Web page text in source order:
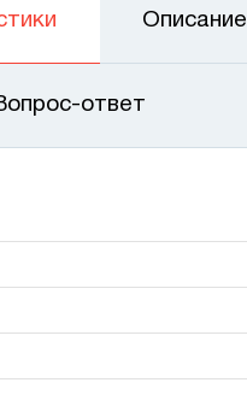
Описание
ответ